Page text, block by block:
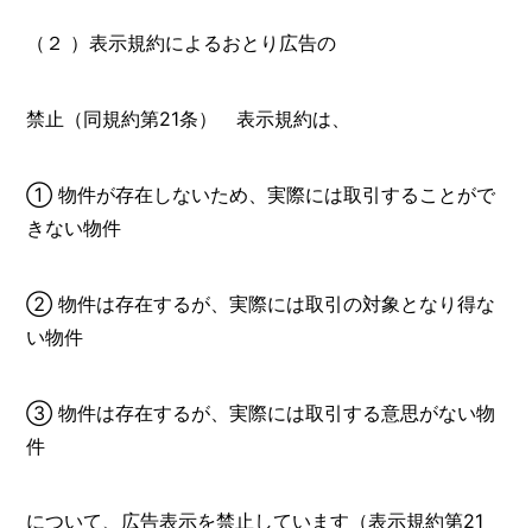
（２ ）表示規約によるおとり広告の
禁止（同規約第21条） 表示規約は、
① 物件が存在しないため、実際には取引することがで
きない物件
② 物件は存在するが、実際には取引の対象となり得な
い物件
③ 物件は存在するが、実際には取引する意思がない物
件
について、広告表示を禁止しています（表示規約第21